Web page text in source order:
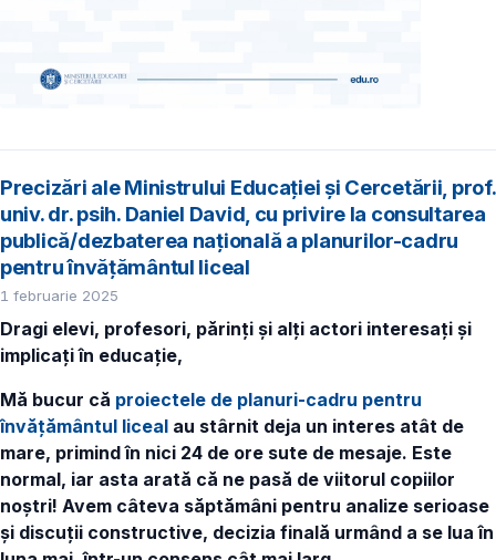
Precizări ale Ministrului Educației și Cercetării, prof.
univ. dr. psih. Daniel David, cu privire la consultarea
publică/dezbaterea națională a planurilor-cadru
pentru învățământul liceal
1 februarie 2025
Dragi elevi, profesori, părinți și alți actori interesați și
implicați în educație,
Mă bucur că proiectele de planuri-cadru pentru
învățământul liceal au stârnit deja un interes atât de
mare, primind în nici 24 de ore sute de mesaje. Este
normal, iar asta arată că ne pasă de viitorul copiilor
noștri! Avem câteva săptămâni pentru analize serioase
și discuții constructive, decizia finală urmând a se lua în